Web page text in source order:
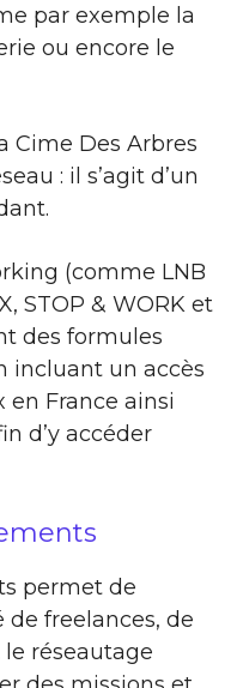
par exemple la
ou encore le
Cime Des Arbres
: il s’agit d’un
(comme LNB
STOP & WORK et
des formules
incluant un accès
France ainsi
d’y accéder
permet de
freelances, de
réseautage